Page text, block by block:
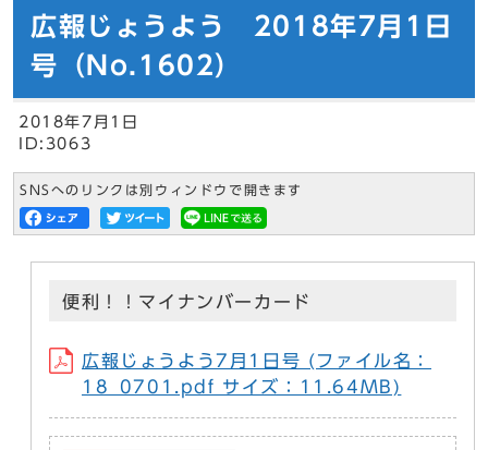
広報じょうよう 2018年7月1日
号（No.1602）
2018年7月1日
ID:3063
SNSへのリンクは別ウィンドウで開きます
便利！！マイナンバーカード
広報じょうよう7月1日号 (ファイル名：
18_0701.pdf サイズ：11.64MB)